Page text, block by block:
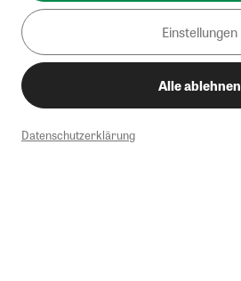
Einstellungen
Alle ablehnen
Datenschutzerklärung